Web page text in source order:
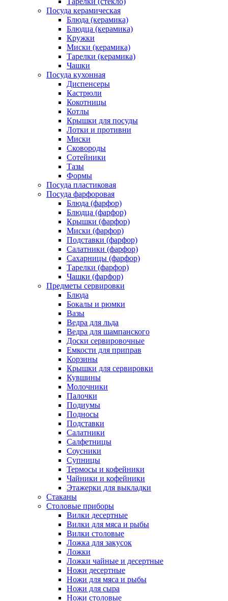
Посуда керамическая
Блюда (керамика)
Блюдца (керамика)
Кружки
Миски (керамика)
Тарелки (керамика)
Чашки
Посуда кухонная
Диспенсеры
Кастрюли
Кокотницы
Котлы
Крышки для посуды
Лотки и противни
Миски
Сковороды
Сотейники
Тазы
Формы
Посуда пластиковая
Посуда фарфоровая
Блюда (фарфор)
Блюдца (фарфор)
Крышки (фарфор)
Миски (фарфор)
Подставки (фарфор)
Салатники (фарфор)
Сахарницы (фарфор)
Тарелки (фарфор)
Чашки (фарфор)
Предметы сервировки
Блюда
Бокалы и рюмки
Вазы
Ведра для льда
Ведра для шампанского
Доски сервировочные
Емкости для приправ
Корзины
Крышки для сервировки
Кувшины
Молочники
Палочки
Подиумы
Подносы
Подставки
Салатники
Салфетницы
Соусники
Супницы
Термосы и кофейники
Чайники и кофейники
Этажерки для выкладки
Стаканы
Столовые приборы
Вилки десертные
Вилки для мяса и рыбы
Вилки столовые
Ложка для закусок
Ложки
Ложки чайные и десертные
Ножи десертные
Ножи для мяса и рыбы
Ножи для сыра
Ножи столовые